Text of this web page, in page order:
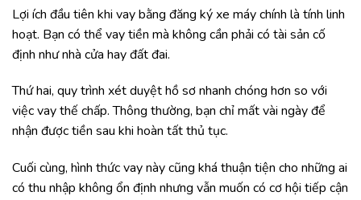
Lợi ích đầu tiên khi vay bằng đăng ký xe máy chính là tính linh
hoạt. Bạn có thể vay tiền mà không cần phải có tài sản cố
định như nhà cửa hay đất đai.
Thứ hai, quy trình xét duyệt hồ sơ nhanh chóng hơn so với
việc vay thế chấp. Thông thường, bạn chỉ mất vài ngày để
nhận được tiền sau khi hoàn tất thủ tục.
Cuối cùng, hình thức vay này cũng khá thuận tiện cho những ai
có thu nhập không ổn định nhưng vẫn muốn có cơ hội tiếp cận